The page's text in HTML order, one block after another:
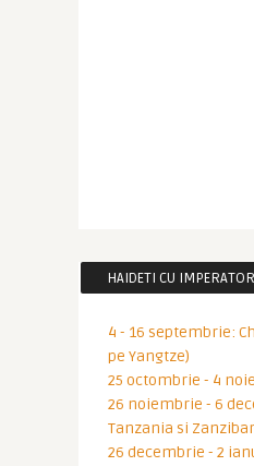
HAIDETI CU
4 - 16 septembrie:
pe Yangtze)
25 octombrie - 4
26 noiembrie - 6
Tanzania si Zanzibar
26 decembrie - 2